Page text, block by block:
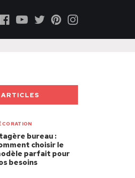
bureau :
choisir le
parfait pour
besoins